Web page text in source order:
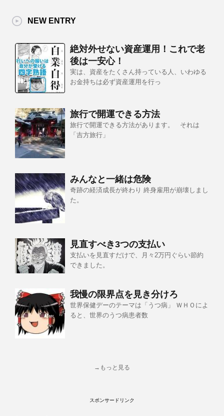
NEW ENTRY
絶対外せない資産運用！これで老
後は一安心！
実は、資産をたくさん持っている人、いわゆる
お金持ちは必ず資産運用を行っ
旅行で開運できる方法
旅行で開運できる方法があります。 それは
「吉方旅行」
みんなと一緒は危険
奇跡の経済成長が終わり 終身雇用が崩壊しまし
た。
見直すべき3つの支払い
支払いを見直すだけで、月々2万円ぐらい節約
できました。
我慢の限界点を見き分けろ
世界保健デーのテーマは「うつ病」 ＷＨＯによ
ると、世界のうつ病患者数
→もっと見る
スポンサードリンク